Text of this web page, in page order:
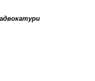
адвокатури